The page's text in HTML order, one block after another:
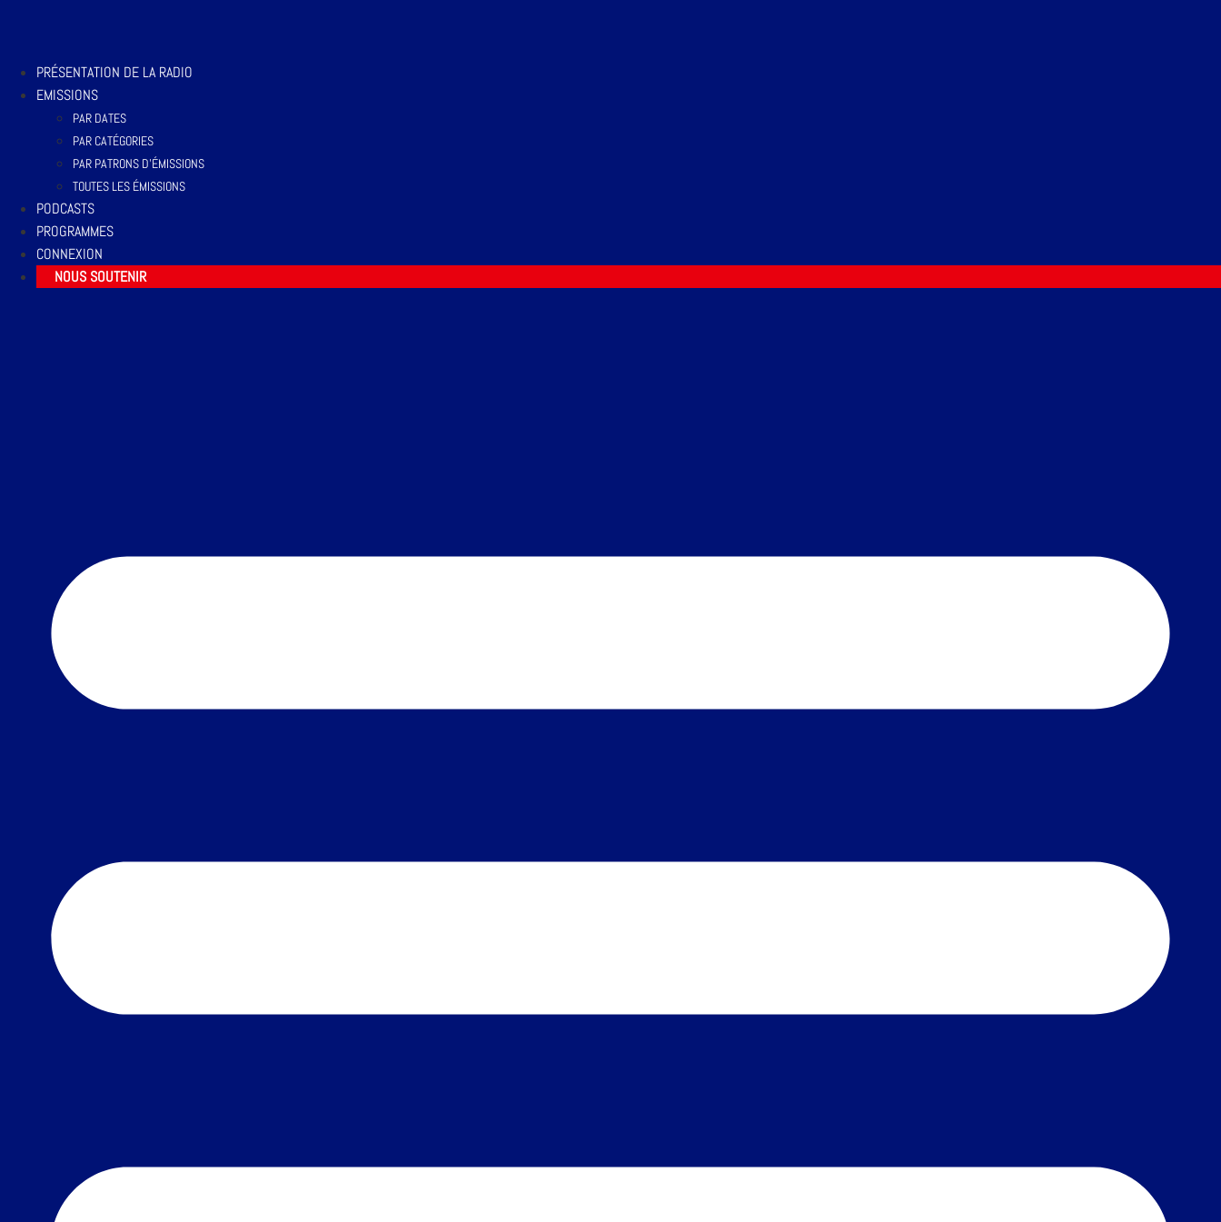
PRÉSENTATION DE LA RADIO
EMISSIONS
PAR DATES
PAR CATÉGORIES
PAR PATRONS D’ÉMISSIONS
TOUTES LES ÉMISSIONS
PODCASTS
PROGRAMMES
CONNEXION
NOUS SOUTENIR